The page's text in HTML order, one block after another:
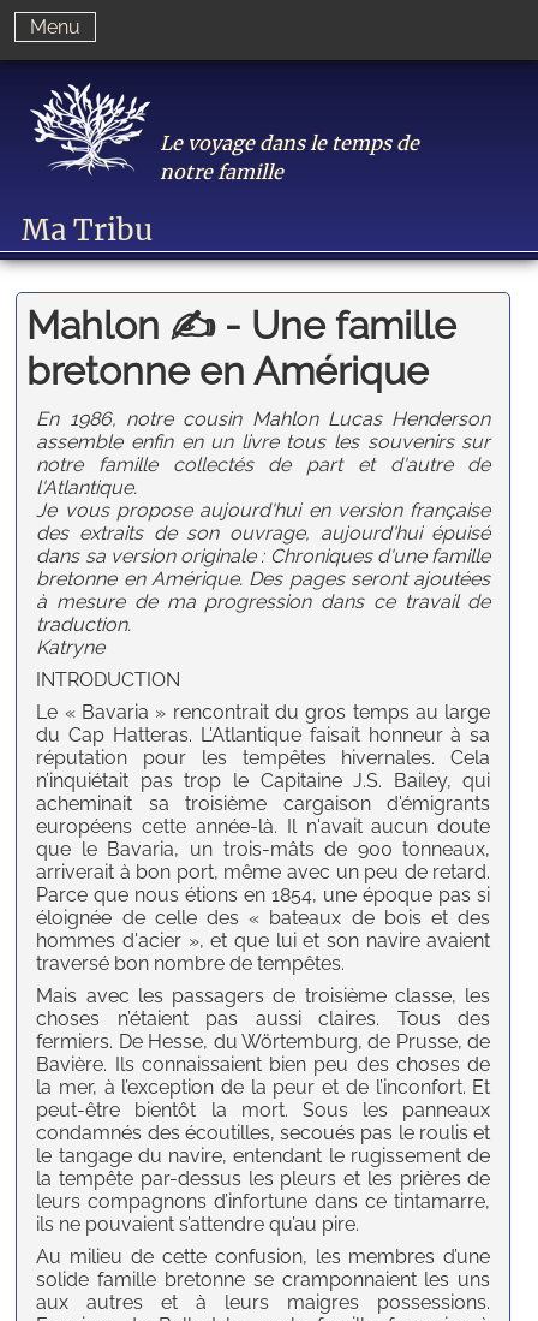
Ma Tribu
Le voyage dans le temps de
notre famille
Menu
Mahlon ✍ - Une famille
bretonne en Amérique
En 1986, notre cousin Mahlon Lucas Henderson
assemble enfin en un livre tous les souvenirs sur
notre famille collectés de part et d'autre de
l'Atlantique.
Je vous propose aujourd'hui en version française
des extraits de son ouvrage, aujourd'hui épuisé
dans sa version originale : Chroniques d'une famille
bretonne en Amérique. Des pages seront ajoutées
à mesure de ma progression dans ce travail de
traduction.
Katryne
INTRODUCTION
Le « Bavaria » rencontrait du gros temps au large
du Cap Hatteras. L'Atlantique faisait honneur à sa
réputation pour les tempêtes hivernales. Cela
n’inquiétait pas trop le Capitaine J.S. Bailey, qui
acheminait sa troisième cargaison d'émigrants
européens cette année-là. Il n'avait aucun doute
que le Bavaria, un trois-mâts de 900 tonneaux,
arriverait à bon port, même avec un peu de retard.
Parce que nous étions en 1854, une époque pas si
éloignée de celle des « bateaux de bois et des
hommes d'acier », et que lui et son navire avaient
traversé bon nombre de tempêtes.
Mais avec les passagers de troisième classe, les
choses n’étaient pas aussi claires. Tous des
fermiers. De Hesse, du Wörtemburg, de Prusse, de
Bavière. Ils connaissaient bien peu des choses de
la mer, à l’exception de la peur et de l’inconfort. Et
peut-être bientôt la mort. Sous les panneaux
condamnés des écoutilles, secoués pas le roulis et
le tangage du navire, entendant le rugissement de
la tempête par-dessus les pleurs et les prières de
leurs compagnons d’infortune dans ce tintamarre,
ils ne pouvaient s’attendre qu’au pire.
Au milieu de cette confusion, les membres d’une
solide famille bretonne se cramponnaient les uns
aux autres et à leurs maigres possessions.